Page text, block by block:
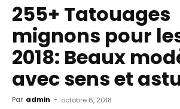
255+ Tatouages ​​
mignons pour
2018: Beaux
avec sens et
Par admin - octobre 6, 2018